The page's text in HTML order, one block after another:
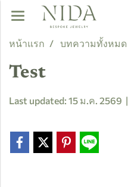
หน้าแรก บทความทั้งหมด
Test
Last updated: 15 ม.ค. 2569 |